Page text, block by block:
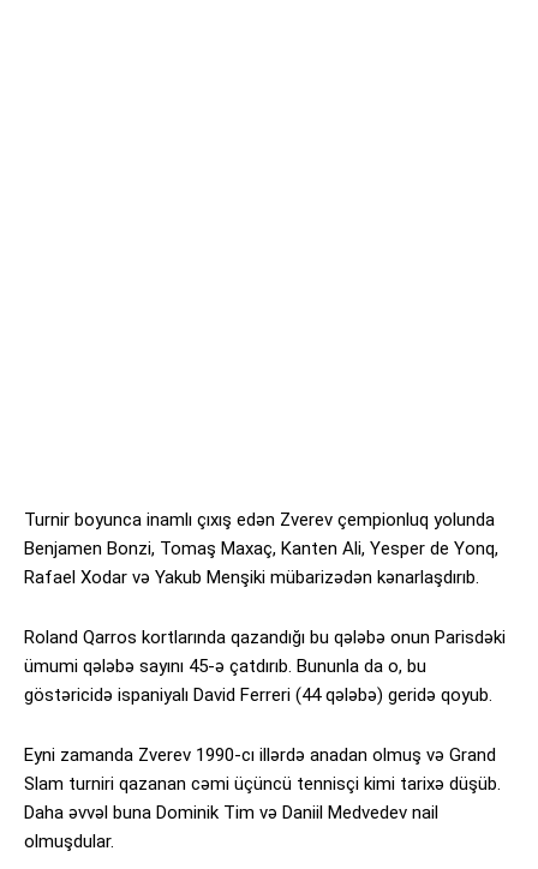
Turnir boyunca inamlı çıxış edən Zverev çempionluq yolunda
Benjamen Bonzi, Tomaş Maxaç, Kanten Ali, Yesper de Yonq,
Rafael Xodar və Yakub Menşiki mübarizədən kənarlaşdırıb.
Roland Qarros kortlarında qazandığı bu qələbə onun Parisdəki
ümumi qələbə sayını 45-ə çatdırıb. Bununla da o, bu
göstəricidə ispaniyalı David Ferreri (44 qələbə) geridə qoyub.
Eyni zamanda Zverev 1990-cı illərdə anadan olmuş və Grand
Slam turniri qazanan cəmi üçüncü tennisçi kimi tarixə düşüb.
Daha əvvəl buna Dominik Tim və Daniil Medvedev nail
olmuşdular.